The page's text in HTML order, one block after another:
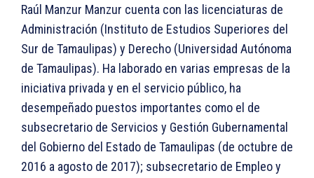
Raúl Manzur Manzur cuenta con las licenciaturas de
Administración (Instituto de Estudios Superiores del
Sur de Tamaulipas) y Derecho (Universidad Autónoma
de Tamaulipas). Ha laborado en varias empresas de la
iniciativa privada y en el servicio público, ha
desempeñado puestos importantes como el de
subsecretario de Servicios y Gestión Gubernamental
del Gobierno del Estado de Tamaulipas (de octubre de
2016 a agosto de 2017); subsecretario de Empleo y